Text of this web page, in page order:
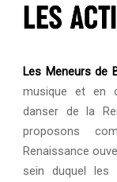
Les Meneurs de
musique et en
danser de la
proposons
Renaissance
sein duquel les